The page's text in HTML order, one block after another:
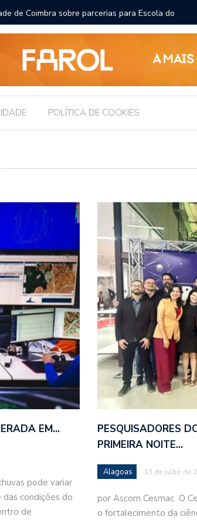
de Coimbra sobre parcerias para Escola do
POLÍTICA DE COOKIES
EM…
pode variar
condições do
de
PESQUISADORES
PRIMEIRA NOITE…
Alagoas 13 de julho de
por Ascom Cesmac O
o fortalecimento da